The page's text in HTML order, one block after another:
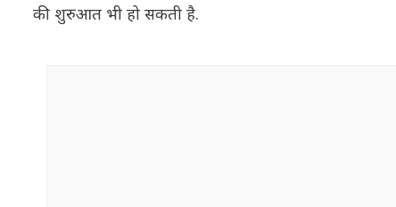
की शुरुआत भी हो सकती है.